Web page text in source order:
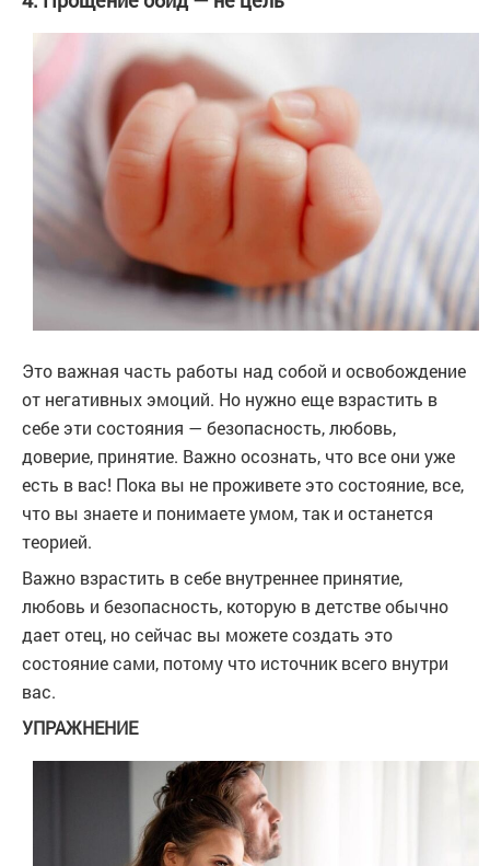
Это важная часть работы над собой и освобождение
от негативных эмоций. Но нужно еще взрастить в
себе эти состояния — безопасность, любовь,
доверие, принятие. Важно осознать, что все они уже
есть в вас! Пока вы не проживете это состояние, все,
что вы знаете и понимаете умом, так и останется
теорией.
Важно взрастить в себе внутреннее принятие,
любовь и безопасность, которую в детстве обычно
дает отец, но сейчас вы можете создать это
состояние сами, потому что источник всего внутри
вас.
УПРАЖНЕНИЕ